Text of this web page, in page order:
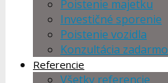
Poistenie majetku
Investičné sporenie
Poistenie vozidla
Konzultácia zadarmo
Referencie
Všetky referencie